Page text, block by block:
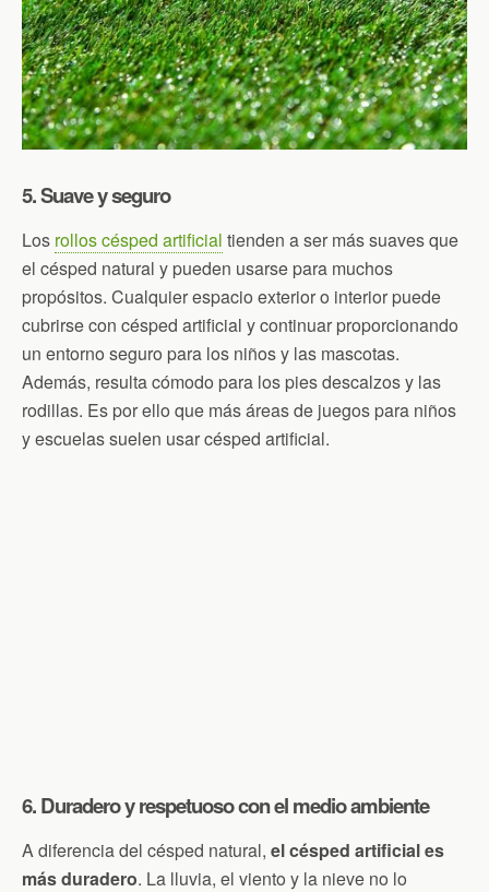
5. Suave y seguro
Los rollos césped artificial tienden a ser más suaves que
el césped natural y pueden usarse para muchos
propósitos. Cualquier espacio exterior o interior puede
cubrirse con césped artificial y continuar proporcionando
un entorno seguro para los niños y las mascotas.
Además, resulta cómodo para los pies descalzos y las
rodillas. Es por ello que más áreas de juegos para niños
y escuelas suelen usar césped artificial.
6. Duradero y respetuoso con el medio ambiente
A diferencia del césped natural, el césped artificial es
más duradero. La lluvia, el viento y la nieve no lo